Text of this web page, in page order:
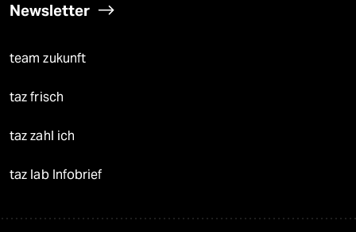
Newsletter
team zukunft
taz frisch
taz zahl ich
taz lab Infobrief